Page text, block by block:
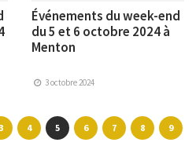
Événements du week-end
du 5 et 6 octobre 2024 à
Menton
3 octobre 2024
4 5 6 7 8
9